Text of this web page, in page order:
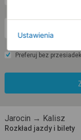
Preferuj bez przesiadek
Jarocin → Kalisz
Rozkład jazdy i bilety
Ustawienia